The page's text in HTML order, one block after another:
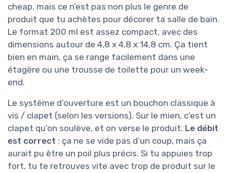
cheap, mais ce n’est pas non plus le genre de
produit que tu achètes pour décorer ta salle de bain.
Le format 200 ml est assez compact, avec des
dimensions autour de 4,8 x 4,8 x 14,8 cm. Ça tient
bien en main, ça se range facilement dans une
étagère ou une trousse de toilette pour un week-
end.
Le système d’ouverture est un bouchon classique à
vis / clapet (selon les versions). Sur le mien, c’est un
clapet qu’on soulève, et on verse le produit. Le débit
est correct : ça ne se vide pas d’un coup, mais ça
aurait pu être un poil plus précis. Si tu appuies trop
fort, tu te retrouves vite avec trop de produit sur le